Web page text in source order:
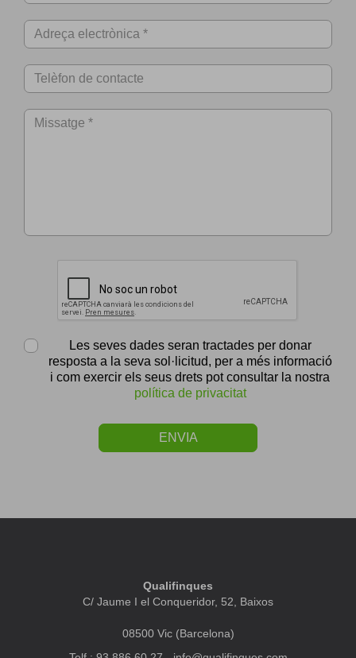
Les seves dades seran tractades per donar
resposta a la seva sol·licitud, per a més informació
i com exercir els seus drets pot consultar la nostra
política de privacitat
ENVIA
Qualifinques
C/ Jaume I el Conqueridor, 52, Baixos
08500 Vic (Barcelona)